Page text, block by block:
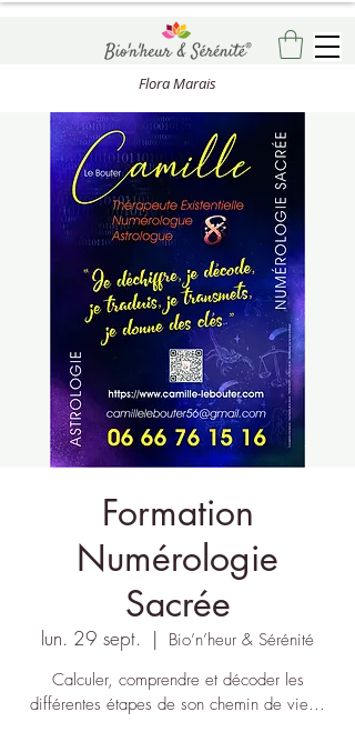
Flora Marais
Formation
Numérologie
Sacrée
lun. 29 sept.
  |
Bio’n’heur & Sérénité
Calculer, comprendre et décoder les
différentes étapes de son chemin de vie...